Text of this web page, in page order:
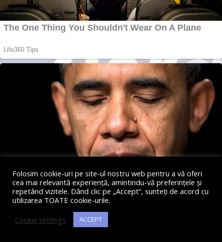
Folosim cookie-uri pe site-ul nostru web pentru a vă oferi
cea mai relevantă experiență, amintindu-vă preferințele și
repetând vizitele. Dând clic pe „Accept”, sunteți de acord cu
utilizarea TOATE cookie-urile.
Cookie settings
ACCEPT